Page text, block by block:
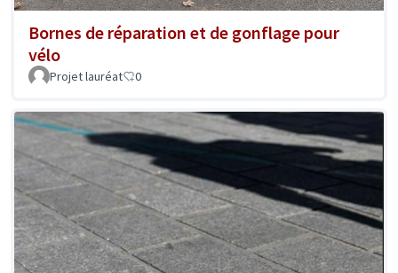
Bornes de réparation et de gonflage pour
vélo
Projet lauréat 0